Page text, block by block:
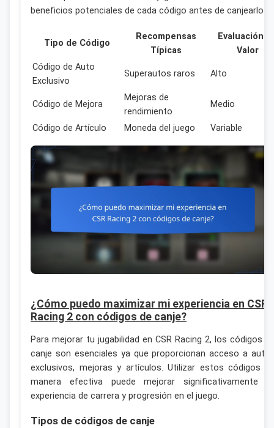
beneficios potenciales de cada código antes de canjearlos.
Tipo de Código
Recompensas
Típicas
Evaluación
Valor
Código de Auto
Exclusivo
Superautos raros Alto
Código de Mejora
Mejoras de
rendimiento
Medio
Código de Artículo Moneda del juego Variable
¿Cómo puedo maximizar mi experiencia en CSR
Racing 2 con códigos de canje?
Para mejorar tu jugabilidad en CSR Racing 2, los códigos
canje son esenciales ya que proporcionan acceso a
exclusivos, mejoras y artículos. Utilizar estos códigos
manera efectiva puede mejorar significativamente
experiencia de carrera y progresión en el juego.
Tipos de códigos de canje